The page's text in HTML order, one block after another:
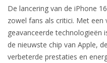
De lancering van de iPhone
zowel fans als critici. Met een
geavanceerde technologieën
de nieuwste chip van Apple,
verbeterde prestaties en